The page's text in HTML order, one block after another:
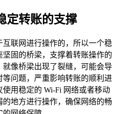
定转账的支撑
互联网进行操作的，所以一个稳
固的桥梁，支撑着转账操作的
像桥梁出现了裂缝，可能会导
问题，严重影响转账的顺利进
用稳定的 Wi-Fi 网络或者移动
地方进行操作，确保网络的畅